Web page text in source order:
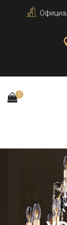
0